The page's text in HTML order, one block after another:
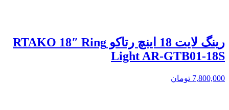
رینگ لایت 18 اینچ رتاکو RTAKO 18″ Ring
Light AR-GTB01-18S
7,800,000 تومان